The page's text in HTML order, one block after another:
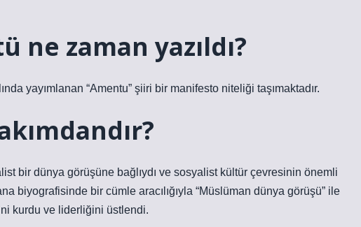
ne zaman yazıldı?
yayımlanan “Amentu” şiiri bir manifesto niteliği taşımaktadır.
bir dünya görüşüne bağlıydı ve sosyalist kültür çevresinin önemli
biyografisinde bir cümle aracılığıyla “Müslüman dünya görüşü” ile
kurdu ve liderliğini üstlendi.